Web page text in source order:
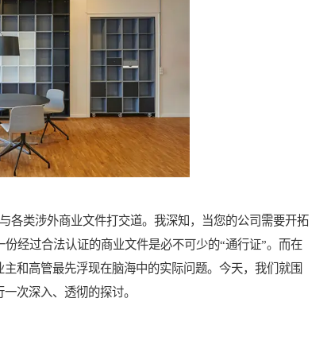
类涉外商业文件打交道。我深知，当您的公司需要开拓
经过合法认证的商业文件是必不可少的“通行证”。而在
和高管最先浮现在脑海中的实际问题。今天，我们就围
次深入、透彻的探讨。